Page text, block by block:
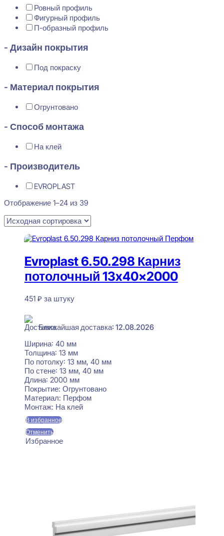
Ровный профиль
Фигурный профиль
П-образный профиль
- Дизайн покрытия
Под покраску
- Материал покрытия
Огрунтовано
- Способ монтажа
На клей
- Производитель
EVROPLAST
Отображение 1–24 из 39
Evroplast 6.50.298 Карниз
потолочный 13x40x2000
451 ₽ за штуку
Ближайшая доставка: 12.08.2026
Ширина: 40 мм
Толщина: 13 мм
По потолку: 13 мм, 40 мм
По стене: 13 мм, 40 мм
Длина: 2000 мм
Покрытие: Огрунтовано
Материал: Перфом
Монтаж: На клей
В избранное
Отменить
Избранное